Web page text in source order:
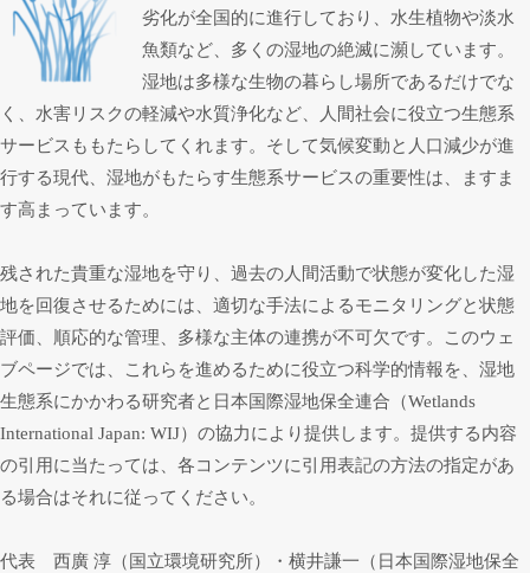
劣化が全国的に進行しており、水生植物や淡水
魚類など、多くの湿地の絶滅に瀕しています。
湿地は多様な生物の暮らし場所であるだけでな
く、水害リスクの軽減や水質浄化など、人間社会に役立つ生態系
サービスももたらしてくれます。そして気候変動と人口減少が進
行する現代、湿地がもたらす生態系サービスの重要性は、ますま
す高まっています。
残された貴重な湿地を守り、過去の人間活動で状態が変化した湿
地を回復させるためには、適切な手法によるモニタリングと状態
評価、順応的な管理、多様な主体の連携が不可欠です。このウェ
ブページでは、これらを進めるために役立つ科学的情報を、湿地
生態系にかかわる研究者と日本国際湿地保全連合（Wetlands
International Japan: WIJ）の協力により提供します。提供する内容
の引用に当たっては、各コンテンツに引用表記の方法の指定があ
る場合はそれに従ってください。
代表 西廣 淳（国立環境研究所）・横井謙一（日本国際湿地保全